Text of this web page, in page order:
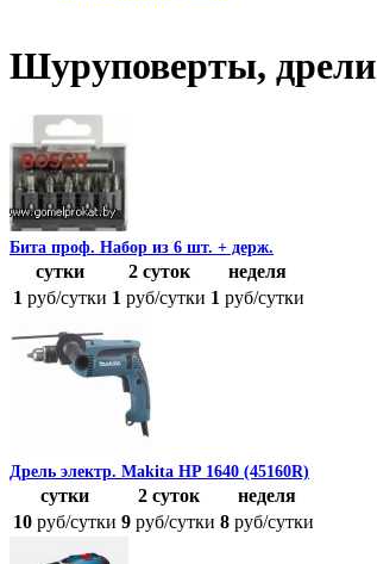
Шуруповерты, дрели
Бита проф. Набор из 6 шт. + держ.
сутки 2 суток
неделя
1 руб/cутки 1 руб/cутки 1 руб/cутки
Дрель электр. Makita HP 1640 (45160R)
сутки 2 суток
неделя
10 руб/cутки 9 руб/cутки 8 руб/cутки